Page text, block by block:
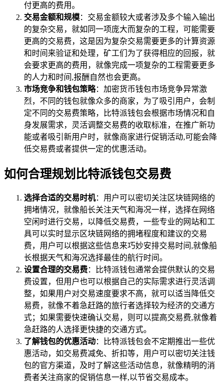
付更高的费用。
交易金额和规模：交易金额较大或者涉及多个输入输出
的复杂交易，就如同一项庞大而复杂的工程，可能需要
更高的交易费，这是因为复杂交易需要更多的计算资源
和时间来验证和处理，矿工们为了获得相应的回报，就
会要求更高的费用，就像完成一项复杂的工程需要更多
的人力和时间,报酬自然也会更高。
市场竞争和钱包策略：加密货币钱包市场竞争异常激
烈，不同的钱包就像众多的商家，为了吸引用户，会制
定不同的交易费策略，比特派钱包会根据市场情况和自
身发展需求，灵活调整交易费的收取标准，在推广新功
能或者吸引新用户时，就像商家进行促销活动,可能会降
低交易费或者提供一定的优惠活动。
如何合理规划比特派钱包交易费
选择合适的交易时机：用户可以密切关注区块链网络的
拥堵情况，就像船长关注天气和海况一样，选择在网络
空闲时进行交易，以降低交易费，一些专业的网站和工
具可以实时显示区块链网络的拥堵程度和建议的交易
费，用户可以根据这些信息来巧妙安排交易时间,就像船
长根据天气和海况选择最佳的航行时间。
设置合理的交易费：比特派钱包通常会提供默认的交易
费设置，但用户也可以根据自己的实际需求进行灵活调
整，如果用户对交易速度要求不高，就可以适当降低交
易费，就像不着急赶路的旅行者选择较为经济的交通方
式；如果需要快速确认交易，则可以提高交易费,就像着
急赶路的人选择更快捷的交通方式。
了解钱包的优惠活动：比特派钱包会不定期推出一些优
惠活动，如交易费减免、折扣等，用户可以密切关注钱
包的官方渠道，及时了解这些活动信息，就像精明的消
费者关注商家的促销信息一样,以节省交易成本。